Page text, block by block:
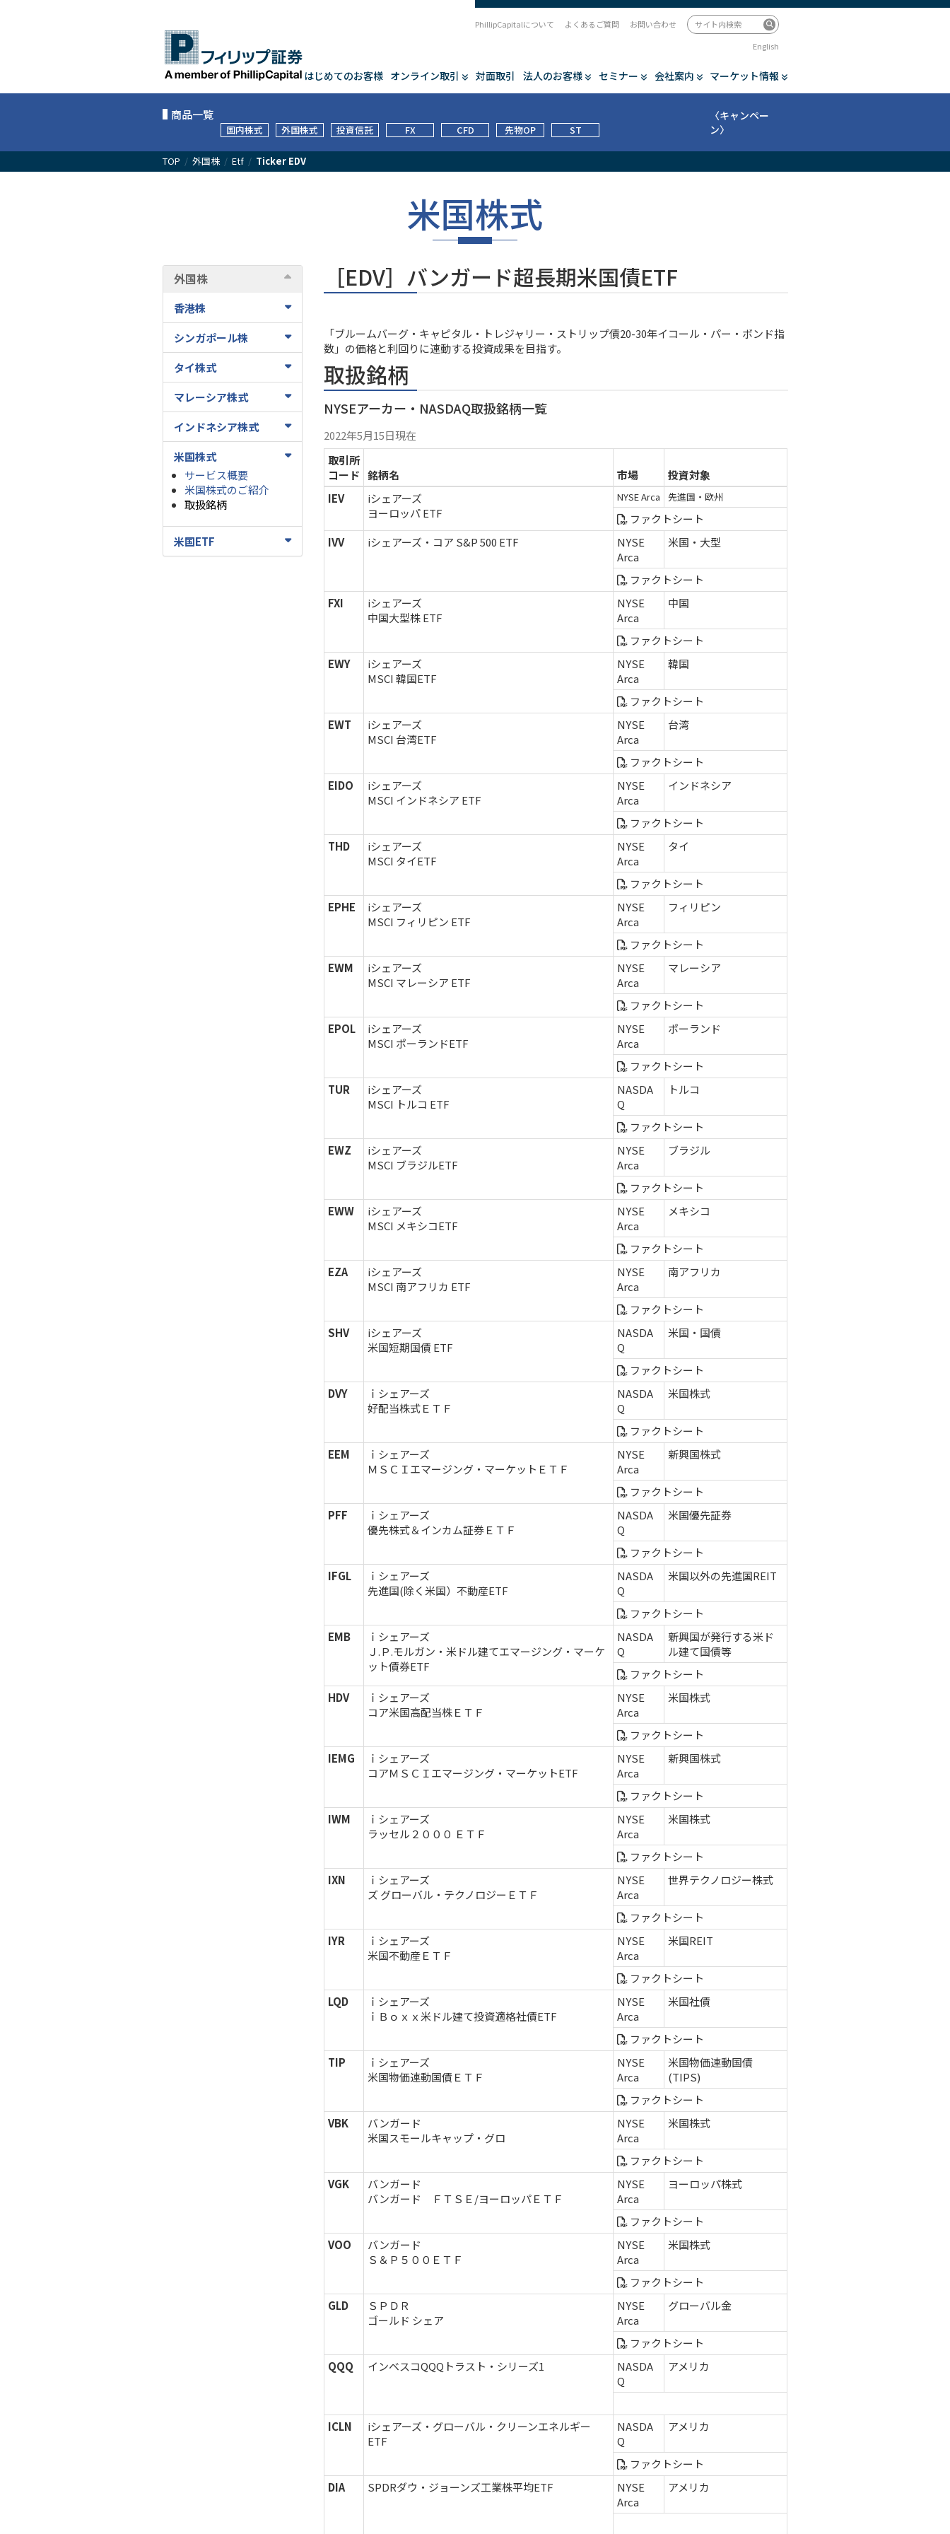
はじめてのお客様 オンライン取引 対面取引 法人のお客様 セミナー 会社案内 マーケット情報
PhillipCapitalについて よくあるご質問
お問い合わせ
English
商品一覧
国内株式 外国株式 投資信託 FX CFD 先物OP ST
〈キャンペー
ン〉
TOP / 外国株/ Etf/ Ticker EDV
米国株式
外国株
香港株
シンガポール株
タイ株式
マレーシア株式
インドネシア株式
米国株式
サービス概要
米国株式のご紹介
取扱銘柄
米国ETF
［EDV］バンガード超長期米国債ETF
「ブルームバーグ・キャピタル・トレジャリー・ストリップ債20-30年イコール・パー・ボンド指
数」の価格と利回りに連動する投資成果を目指す。
取扱銘柄
NYSEアーカー・NASDAQ取扱銘柄一覧
2022年5月15日現在
取引所
コード 銘柄名 市場
投資対象
IEV
iシェアーズ
ヨーロッパ ETF
NYSE Arca 先進国・欧州
ファクトシート
IVV
iシェアーズ・コア S&P 500 ETF
NYSE
Arca
米国・大型
ファクトシート
FXI
iシェアーズ
中国大型株 ETF
NYSE
Arca
中国
ファクトシート
EWY
iシェアーズ
MSCI 韓国ETF
NYSE
Arca
韓国
ファクトシート
EWT
iシェアーズ
MSCI 台湾ETF
NYSE
Arca
台湾
ファクトシート
EIDO
iシェアーズ
MSCI インドネシア ETF
NYSE
Arca
インドネシア
ファクトシート
THD
iシェアーズ
MSCI タイETF
NYSE
Arca
タイ
ファクトシート
EPHE
iシェアーズ
MSCI フィリピン ETF
NYSE
Arca
フィリピン
ファクトシート
EWM
iシェアーズ
MSCI マレーシア ETF
NYSE
Arca
マレーシア
ファクトシート
EPOL
iシェアーズ
MSCI ポーランドETF
NYSE
Arca
ポーランド
ファクトシート
TUR
iシェアーズ
MSCI トルコ ETF
NASDA
Q
トルコ
ファクトシート
EWZ
iシェアーズ
MSCI ブラジルETF
NYSE
Arca
ブラジル
ファクトシート
EWW
iシェアーズ
MSCI メキシコETF
NYSE
Arca
メキシコ
ファクトシート
EZA
iシェアーズ
MSCI 南アフリカ ETF
NYSE
Arca
南アフリカ
ファクトシート
SHV
iシェアーズ
米国短期国債 ETF
NASDA
Q
米国・国債
ファクトシート
DVY
ｉシェアーズ
好配当株式ＥＴＦ
NASDA
Q
米国株式
ファクトシート
EEM
ｉシェアーズ
ＭＳＣＩエマージング・マーケットＥＴＦ
NYSE
Arca
新興国株式
ファクトシート
PFF
ｉシェアーズ
優先株式＆インカム証券ＥＴＦ
NASDA
Q
米国優先証券
ファクトシート
IFGL
ｉシェアーズ
先進国(除く米国）不動産ETF
NASDA
Q
米国以外の先進国REIT
ファクトシート
EMB
ｉシェアーズ
Ｊ.Ｐ.モルガン・米ドル建てエマージング・マーケ
ット債券ETF
NASDA
Q
新興国が発行する米ド
ル建て国債等
ファクトシート
HDV
ｉシェアーズ
コア米国高配当株ＥＴＦ
NYSE
Arca
米国株式
ファクトシート
IEMG
ｉシェアーズ
コアＭＳＣＩエマージング・マーケットETF
NYSE
Arca
新興国株式
ファクトシート
IWM
ｉシェアーズ
ラッセル２０００ ＥＴＦ
NYSE
Arca
米国株式
ファクトシート
IXN
ｉシェアーズ
ズ グローバル・テクノロジーＥＴＦ
NYSE
Arca
世界テクノロジー株式
ファクトシート
IYR
ｉシェアーズ
米国不動産ＥＴＦ
NYSE
Arca
米国REIT
ファクトシート
LQD
ｉシェアーズ
ｉＢｏｘｘ米ドル建て投資適格社債ETF
NYSE
Arca
米国社債
ファクトシート
TIP
ｉシェアーズ
米国物価連動国債ＥＴＦ
NYSE
Arca
米国物価連動国債
(TIPS)
ファクトシート
VBK
バンガード
米国スモールキャップ・グロ
NYSE
Arca
米国株式
ファクトシート
VGK
バンガード
バンガード ＦＴＳＥ/ヨーロッパＥＴＦ
NYSE
Arca
ヨーロッパ株式
ファクトシート
VOO
バンガード
Ｓ＆Ｐ５００ＥＴＦ
NYSE
Arca
米国株式
ファクトシート
GLD
ＳＰＤＲ
ゴールド シェア
NYSE
Arca
グローバル金
ファクトシート
QQQ
インベスコQQQトラスト・シリーズ1
NASDA
Q
アメリカ
ICLN
iシェアーズ・グローバル・クリーンエネルギー
ETF
NASDA
Q
アメリカ
ファクトシート
DIA
SPDRダウ・ジョーンズ工業株平均ETF
NYSE
Arca
アメリカ